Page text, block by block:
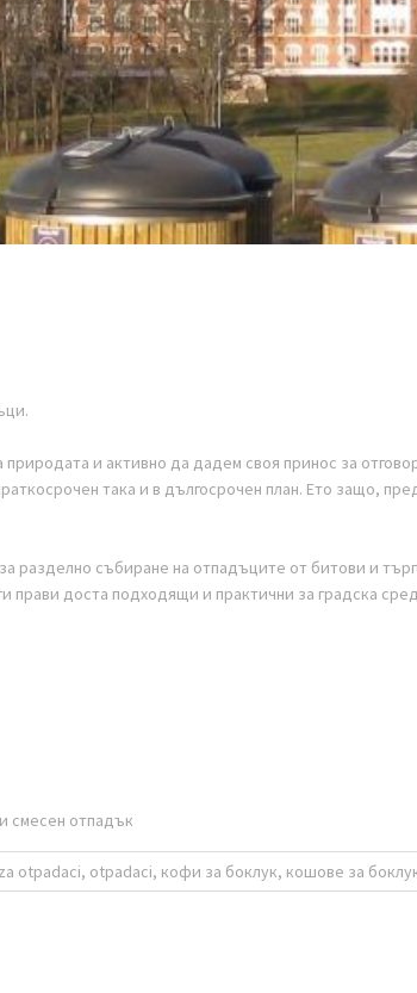
природата и активно да дадем своя принос за
така и в дългосрочен план. Ето защо,
разделно събиране на отпадъците от битови и
прави доста подходящи и практични за градска
смесен отпадък
otpadaci, otpadaci, кофи за боклук, кошове за